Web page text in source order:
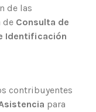
de las
de Consulta de
Identificación
contribuyentes
para